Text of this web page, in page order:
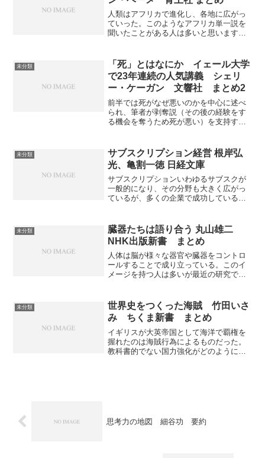
人類はアフリカで進化し、各地に広がっ
ていった。このようなアフリカ単一説を
聞いたことがある人は多いと思います。
見つかっている。本書では人類がユーラ
シア大陸で進化した可能性について様々
な研究結果から迫っています。
未分類
「死」とはなにか イェール大学
で23年連続の人気講義 シェリ
ー・ケーガン 文響社 まとめ2
前半では死がなぜ悪いのかを中心に述べ
られ、筆者が剥奪説（その後の経験をす
る機会を奪うため死が悪い）を支持する
値などについてまとめられている。特に
自殺に関する部分は考えさせられる内容
になっています。
未分類
サブスクリプション経営 根岸弘
光、亀割一徳 日経文庫
サブスクリプションいわゆるサブスクが
一般的になり、その分野も大きく広がっ
ているが、多くの企業で成功していると
提供し続ける必要がある いかにプロダ
クト中心から顧客中心へ変化するか等サ
ブスクの基本がわかりやすく書かれてい
ます。
未分類
臓器たちは語り合う 丸山雄二
NHK出版新書 まとめ
人体は脳が様々な器官や臓器をコントロ
ールすることで成り立っている。このイ
メージを持つ人は多いが最近の研究で体
ている。コミュニケーションを可能する
物質＝メッセージ物質とはなにか、どの
ような働きをしているかがわかりやすく
書かれている
未分類
世界史をつくった海賊 竹田いさ
み ちくま新書 まとめ
イギリスが大英帝国として海洋で覇権を
握れたのは海賊行為によるものだった。
教科書的でない国力強化がどのように、
思考力の地図 細谷功 要約